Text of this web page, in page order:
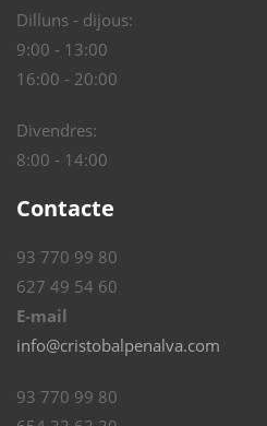
Dilluns - dijous:
9:00 - 13:00
16:00 - 20:00
Divendres:
8:00 - 14:00
Contacte
93 770 99 80
627 49 54 60
E-mail
info@cristobalpenalva.com
93 770 99 80